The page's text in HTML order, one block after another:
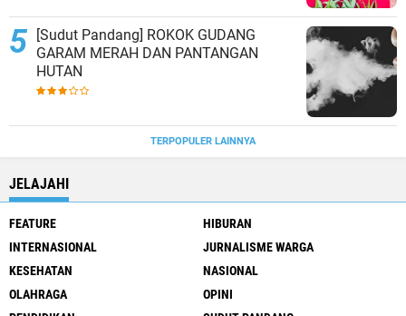
[Sudut Pandang] ROKOK GUDANG
GARAM MERAH DAN PANTANGAN
HUTAN
TERPOPULER LAINNYA
JELAJAHI
FEATURE
HIBURAN
INTERNASIONAL
JURNALISME WARGA
KESEHATAN
NASIONAL
OLAHRAGA
OPINI